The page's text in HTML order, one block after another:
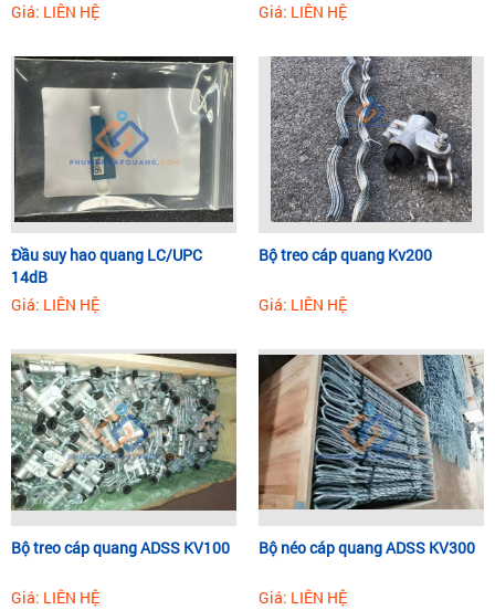
Giá: LIÊN HỆ
Giá: LIÊN HỆ
Đầu suy hao quang LC/UPC
14dB
Giá: LIÊN HỆ
Bộ treo cáp quang Kv200
Giá: LIÊN HỆ
Bộ treo cáp quang ADSS KV100
Giá: LIÊN HỆ
Bộ néo cáp quang ADSS KV300
Giá: LIÊN HỆ